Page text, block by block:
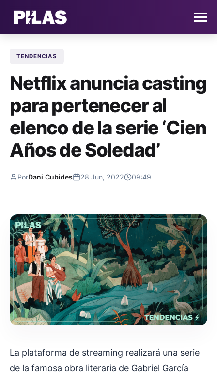
NOTICIAS
QUIÉNES SOMOS
CONTACTO
SUSCRÍBETE
TENDENCIAS
Netflix anuncia casting
para pertenecer al
elenco de la serie ‘Cien
Años de Soledad’
PorDani Cubides 28 Jun, 2022 09:49
La plataforma de streaming realizará una serie
de la famosa obra literaria de Gabriel García